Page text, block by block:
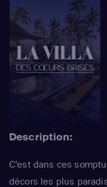
Description:
C'est dans ces
décors les plus